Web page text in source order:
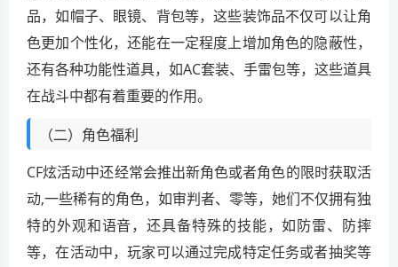
品，如帽子、眼镜、背包等，这些装饰品不仅可以让角
色更加个性化，还能在一定程度上增加角色的隐蔽性，
还有各种功能性道具，如AC套装、手雷包等，这些道具
在战斗中都有着重要的作用。
（二）角色福利
CF炫活动中还经常会推出新角色或者角色的限时获取活
动,一些稀有的角色，如审判者、零等，她们不仅拥有独
特的外观和语音，还具备特殊的技能，如防雷、防摔
等，在活动中，玩家可以通过完成特定任务或者抽奖等